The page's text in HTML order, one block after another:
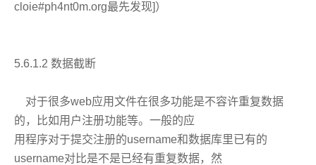
cloie#ph4nt0m.org最先发现]）
5.6.1.2 数据截断
对于很多web应用文件在很多功能是不容许重复数据
的，比如用户注册功能等。一般的应
用程序对于提交注册的username和数据库里已有的
username对比是不是已经有重复数据，然